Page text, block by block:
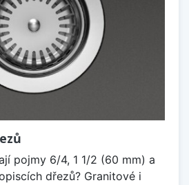
pojmy 6/4, 1 1/2 (60 mm) a
dřezů? Granitové i